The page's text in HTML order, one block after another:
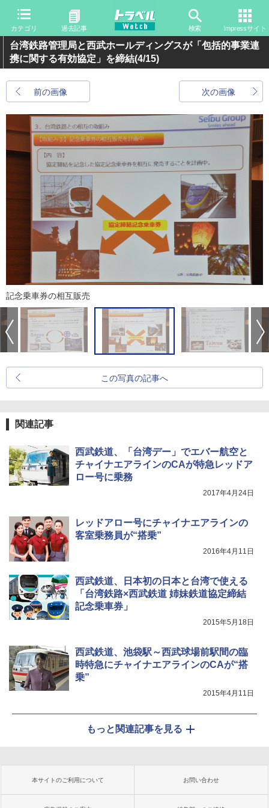
カテゴリ 過去記事 検索 Impressサイト
台湾鉄路管理局と西武ホールディングスが「包括的事業連
携に関する有効協定」を締結(4/15)
前の画像 次の画像
記念乗車券の相互販売
この写真の記事へ
関連記事
西武鉄道、「台湾デー」でエバー航空と
チャイナエアラインのCAが特急レッドア
ロー号に乗務
2017年4月24日
レッドアロー号にチャイナエアラインの
客室乗務員が“搭乗”
2016年4月11日
西武鉄道、日本初の日本と台湾で使える
「台湾鉄路×西武鉄道 姉妹鉄道協定締結
記念乗車券」
2015年5月18日
西武鉄道、池袋駅～西武球場前駅間の臨
時特急にチャイナエアラインのCAが“搭
乗”
2015年4月11日
もっと関連記事を見る
本サイトのご利用について お問い合わせ